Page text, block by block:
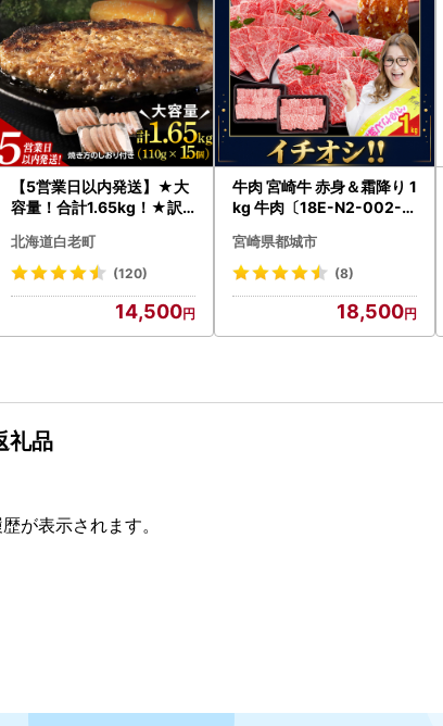
【5営業日以内発送】★大
容量！合計1.65kg！★訳
ーグ(110ｇ5枚入）×3 AG
058
北海道白老町
(120)
14,500
牛肉 宮崎牛 赤身＆霜降り 1
kg 牛肉〔18E-N2-002-1
宮崎県都城市
(8)
18,500
礼品
が表示されます。